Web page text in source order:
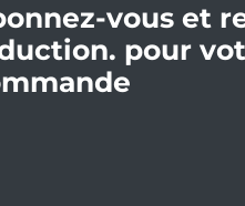
vous et
pour